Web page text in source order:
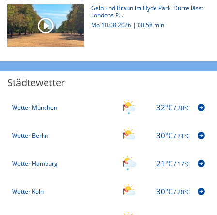
Gelb und Braun im Hyde Park: Dürre lässt
Londons P...
Mo 10.08.2026 |00:58 min
Städtewetter
Wetter München 32°C/20°C
Wetter Berlin 30°C/21°C
Wetter Hamburg 21°C/17°C
Wetter Köln 30°C/20°C